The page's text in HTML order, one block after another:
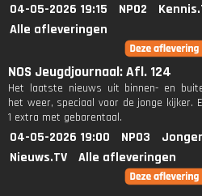
04-05-2026 19:15 NPO2
Alle afleveringen
NOS Jeugdjournaal: Afl. 124
Het laatste nieuws uit binnen- en
het weer, speciaal voor de jonge kijker.
1 extra met gebarentaal.
04-05-2026 19:00 NPO3
Nieuws.TV
Alle afleveringen